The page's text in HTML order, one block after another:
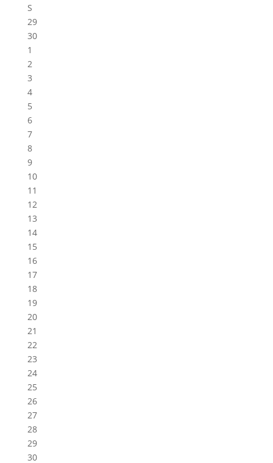
S
29
30
1
2
3
4
5
6
7
8
9
10
11
12
13
14
15
16
17
18
19
20
21
22
23
24
25
26
27
28
29
30